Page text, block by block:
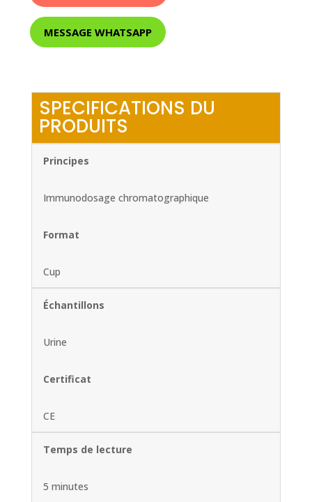
MESSAGE WHATSAPP
SPECIFICATIONS DU
PRODUITS
Principes
Immunodosage chromatographique
Format
Cup
Échantillons
Urine
Certificat
CE
Temps de lecture
5 minutes